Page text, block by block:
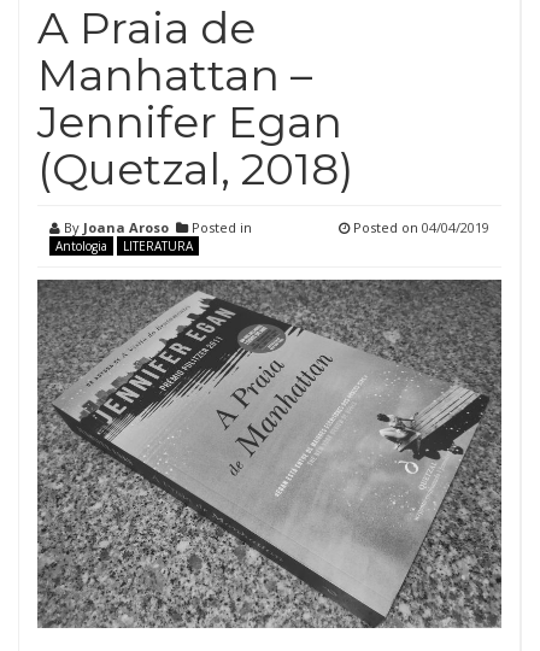
A Praia de
Manhattan –
Jennifer Egan
(Quetzal, 2018)
By Joana Aroso Posted in
Antologia LITERATURA
Posted on 04/04/2019